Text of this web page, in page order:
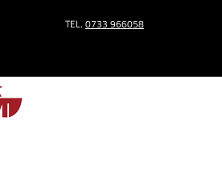
TEL. 0733 966058